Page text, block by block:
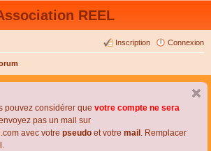
REEL
Connexion
Inscription
pouvez considérer que votre compte ne sera
pas un mail sur
avec votre pseudo et votre mail . Remplacer